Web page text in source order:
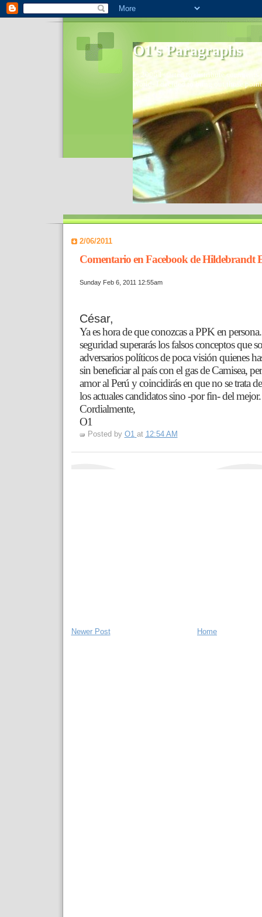
O1's Paragraphs
In 2006 I started to distribute
World- I decided to bring out those
2/06/2011
Comentario en Facebook de Hildebrandt
Sunday Feb 6, 2011 12:55am
César,
Ya es hora de que conozcas a PPK en
seguridad superarás los falsos conceptos que
adversarios políticos de poca visión quienes
sin beneficiar al país con el gas de Camisea,
amor al Perú y coincidirás en que no se trata
los actuales candidatos sino -por fin- del mejor.
Cordialmente,
O1
Posted by O1 at 12:54 AM
Newer Post Home